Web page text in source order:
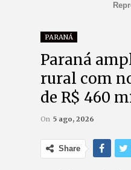
PARANÁ
Paraná
rural com
de R$ 460
On 5 ago, 2026
Share